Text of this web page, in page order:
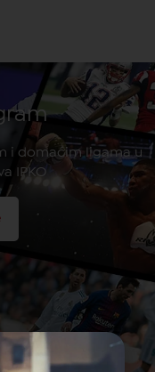
i domaćim ligama u
IPKO